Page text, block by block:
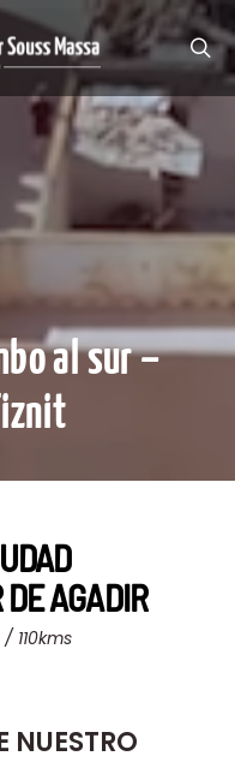
al sur –
AGADIR
110kms
NUESTRO